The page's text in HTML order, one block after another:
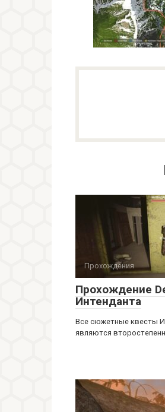
Прохождения
Прохождение
Интенданта
Все сюжетные квесты
являются